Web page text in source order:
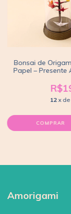
Bonsai de
Papel – Presente
12 x de
Amorigami